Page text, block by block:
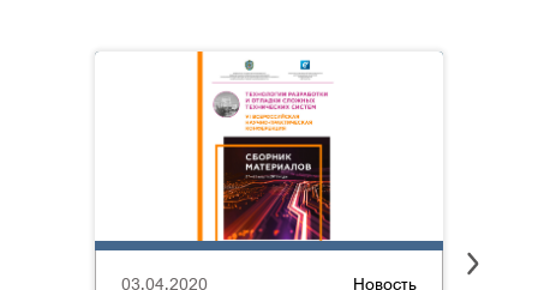
Новость
03.04.2020